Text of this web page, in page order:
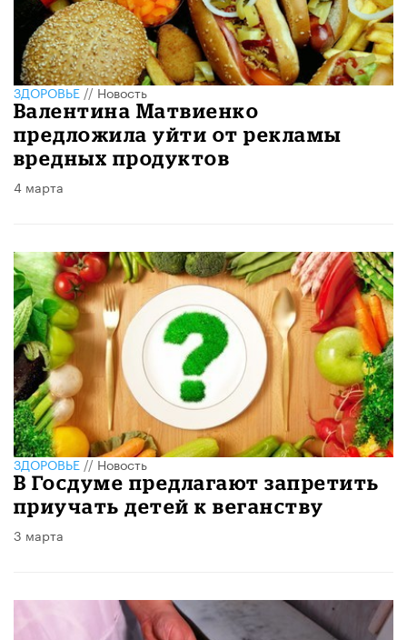
ЗДОРОВЬЕ//Новость
Валентина Матвиенко
предложила уйти от рекламы
вредных продуктов
4 марта
ЗДОРОВЬЕ//Новость
В Госдуме предлагают запретить
приучать детей к веганству
3 марта